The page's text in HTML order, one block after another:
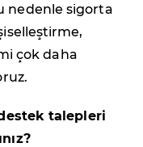
nedenle sigorta
çok daha
talepleri